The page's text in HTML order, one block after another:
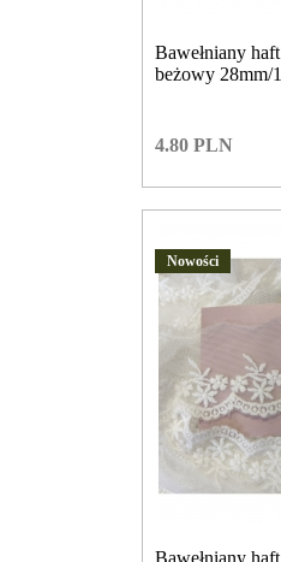
Bawełniany
beżowy 28mm/
4.80 PLN
Nowości
Bawełniany